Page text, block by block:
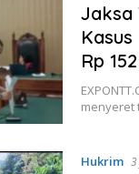
Jaksa
Rp
menyeret
Hukrim